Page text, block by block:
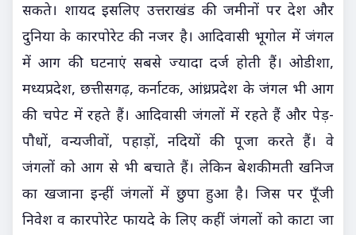
सकते। शायद इसलिए उत्तराखंड की जमीनों पर देश और
दुनिया के कारपोरेट की नजर है। आदिवासी भूगोल में जंगल
में आग की घटनाएं सबसे ज्यादा दर्ज होती हैं। ओडीशा,
मध्यप्रदेश, छत्तीसगढ़, कर्नाटक, आंध्रप्रदेश के जंगल भी आग
की चपेट में रहते हैं। आदिवासी जंगलों में रहते हैं और पेड़-
पौधों, वन्यजीवों, पहाड़ों, नदियों की पूजा करते हैं। वे
जंगलों को आग से भी बचाते हैं। लेकिन बेशकीमती खनिज
का खजाना इन्हीं जंगलों में छुपा हुआ है। जिस पर पूँजी
निवेश व कारपोरेट फायदे के लिए कहीं जंगलों को काटा जा